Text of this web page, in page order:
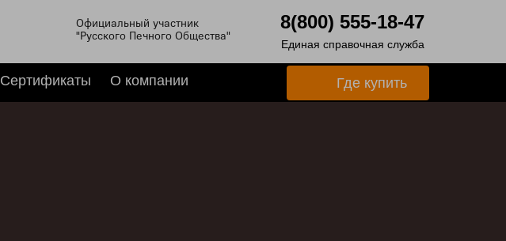
8(800) 555-18-47
Единая справочная служба
Официальный участник
"Русского Печного Общества"
Сертификаты О компании Где купить